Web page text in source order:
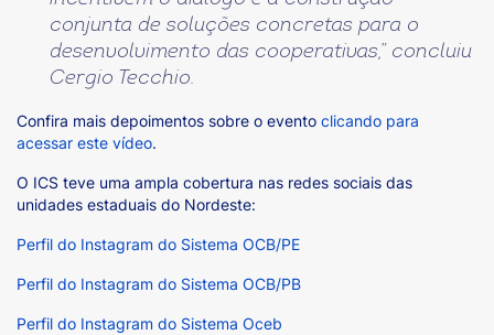
conjunta de soluções concretas para o
desenvolvimento das cooperativas,” concluiu
Cergio Tecchio.
Confira mais depoimentos sobre o evento clicando para
acessar este vídeo.
O ICS teve uma ampla cobertura nas redes sociais das
unidades estaduais do Nordeste:
Perfil do Instagram do Sistema OCB/PE
Perfil do Instagram do Sistema OCB/PB
Perfil do Instagram do Sistema Oceb